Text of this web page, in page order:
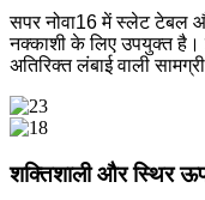
सपर नोवा16 में स्लेट टेबल
नक्काशी के लिए उपयुक्त
अतिरिक्त लंबाई वाली
शक्तिशाली और स्थिर